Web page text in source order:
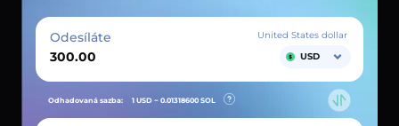
Odesíláte
United States dollar
USD
Odhadovaná sazba: 1 USD ~ 0.01318600 SOL